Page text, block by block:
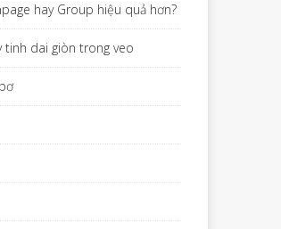
hay Group hiệu quả hơn?
tinh dai giòn trong veo